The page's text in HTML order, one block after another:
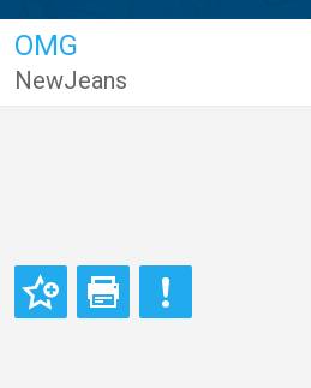
OMG
NewJeans